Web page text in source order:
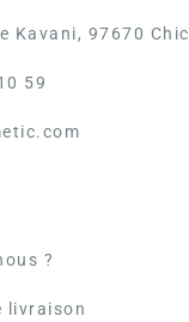
Kavani, 97670
59
?
livraison